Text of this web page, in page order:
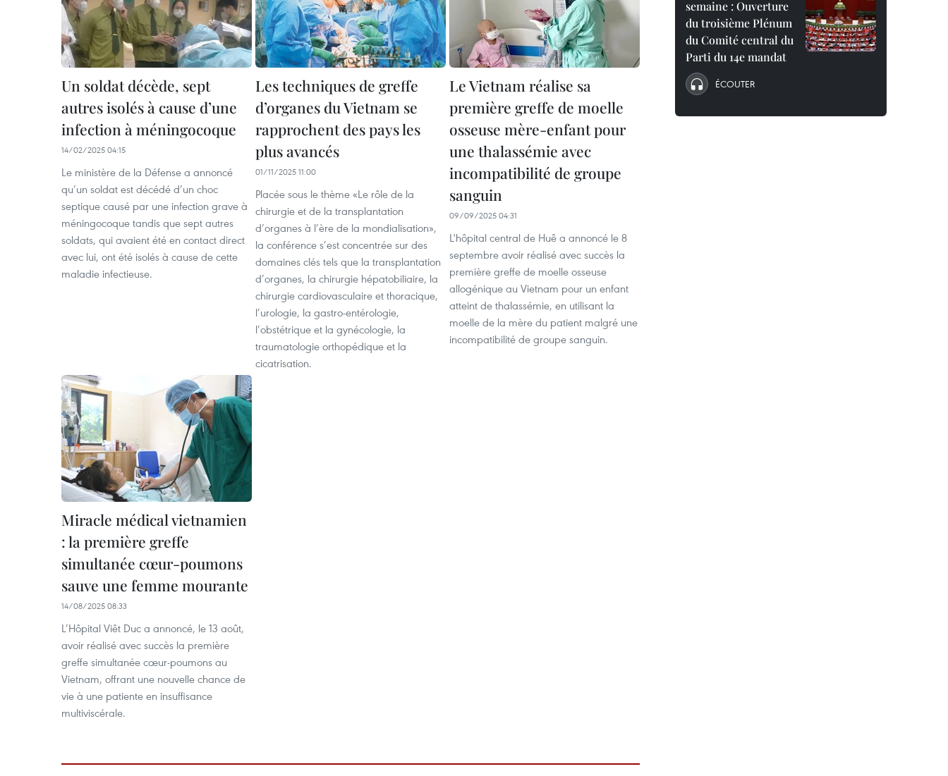
Un soldat décède, sept
autres isolés à cause d’une
infection à méningocoque
14/02/2025 04:15
Le ministère de la Défense a annoncé
qu’un soldat est décédé d’un choc
septique causé par une infection grave à
méningocoque tandis que sept autres
soldats, qui avaient été en contact direct
avec lui, ont été isolés à cause de cette
maladie infectieuse.
Les techniques de greffe
d’organes du Vietnam se
rapprochent des pays les
plus avancés
01/11/2025 11:00
Placée sous le thème «Le rôle de la
chirurgie et de la transplantation
d’organes à l’ère de la mondialisation»,
la conférence s’est concentrée sur des
domaines clés tels que la transplantation
d’organes, la chirurgie hépatobiliaire, la
chirurgie cardiovasculaire et thoracique,
l’urologie, la gastro-entérologie,
l’obstétrique et la gynécologie, la
traumatologie orthopédique et la
cicatrisation.
Le Vietnam réalise sa
première greffe de moelle
osseuse mère-enfant pour
une thalassémie avec
incompatibilité de groupe
sanguin
09/09/2025 04:31
L'hôpital central de Huê a annoncé le 8
septembre avoir réalisé avec succès la
première greffe de moelle osseuse
allogénique au Vietnam pour un enfant
atteint de thalassémie, en utilisant la
moelle de la mère du patient malgré une
incompatibilité de groupe sanguin.
Miracle médical vietnamien
: la première greffe
simultanée cœur-poumons
sauve une femme mourante
14/08/2025 08:33
L’Hôpital Viêt Duc a annoncé, le 13 août,
avoir réalisé avec succès la première
greffe simultanée cœur-poumons au
Vietnam, offrant une nouvelle chance de
vie à une patiente en insuffisance
multiviscérale.
semaine : Ouverture
du troisième Plénum
du Comité central du
Parti du 14e mandat
ÉCOUTER